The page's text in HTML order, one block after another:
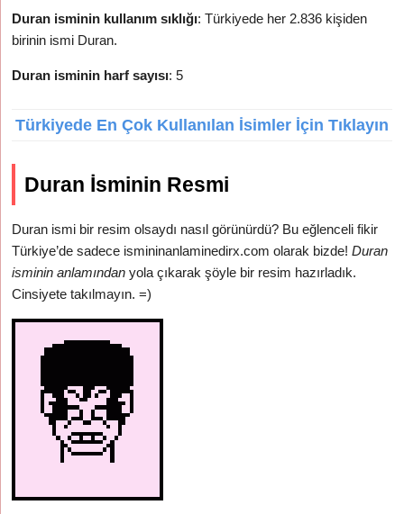
Duran isminin kullanım sıklığı: Türkiyede her 2.836 kişiden
birinin ismi Duran.
Duran isminin harf sayısı: 5
Türkiyede En Çok Kullanılan İsimler İçin Tıklayın
Duran İsminin Resmi
Duran ismi bir resim olsaydı nasıl görünürdü? Bu eğlenceli fikir
Türkiye’de sadece ismininanlaminedirx.com olarak bizde!Duran
isminin anlamından yola çıkarak şöyle bir resim hazırladık.
Cinsiyete takılmayın. =)